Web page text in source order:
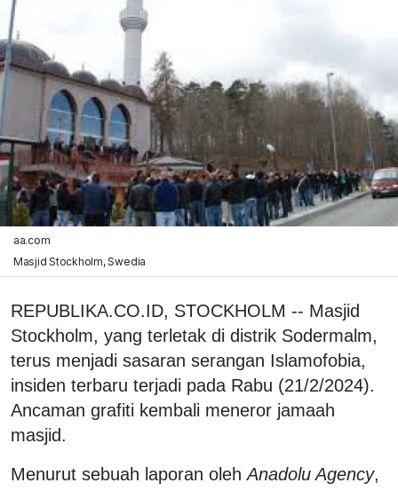
aa.com
Masjid Stockholm, Swedia
REPUBLIKA.CO.ID, STOCKHOLM -- Masjid
Stockholm, yang terletak di distrik Sodermalm,
terus menjadi sasaran serangan Islamofobia,
insiden terbaru terjadi pada Rabu (21/2/2024).
Ancaman grafiti kembali meneror jamaah
masjid.
Menurut sebuah laporan olehAnadolu Agency,